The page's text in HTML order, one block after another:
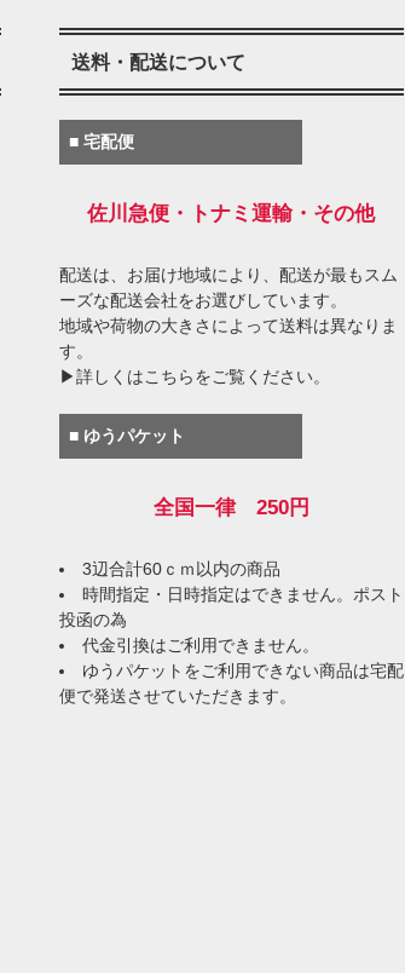
送料・配送について
■ 宅配便
佐川急便・トナミ運輸・その他
配送は、お届け地域により、配送が最もスム
ーズな配送会社をお選びしています。
地域や荷物の大きさによって送料は異なりま
す。
▶詳しくはこちらをご覧ください。
■ ゆうパケット
全国一律 250円
3辺合計60ｃｍ以内の商品
時間指定・日時指定はできません。ポスト
投函の為
代金引換はご利用できません。
ゆうパケットをご利用できない商品は宅配
便で発送させていただきます。